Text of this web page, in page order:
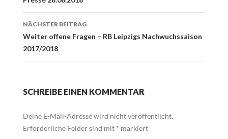
NÄCHSTER BEITRAG
Weiter offene Fragen – RB Leipzigs Nachwuchssaison
2017/2018
SCHREIBE EINEN KOMMENTAR
Deine E-Mail-Adresse wird nicht veröffentlicht.
Erforderliche Felder sind mit * markiert